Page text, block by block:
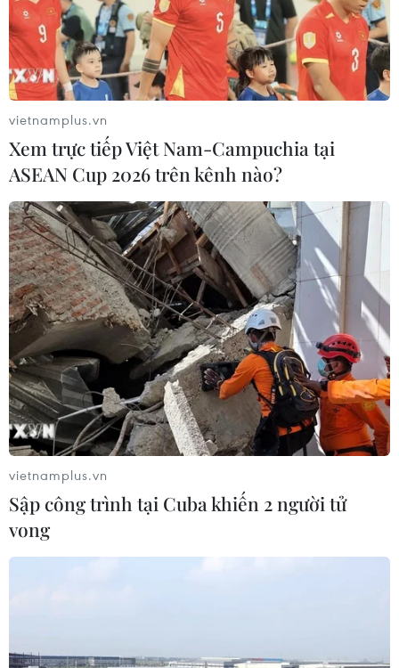
Sóc Trăng sớm đưa tuyến tàu cao tốc Trần
Đề-Côn Đảo vào hoạt động
26/06/2017 07:42
Công ty cổ phần tàu cao tốc SuperDong – Kiên Giang
cho biết, hiện công tác chuẩn bị, thủ tục để đưa tuyến
tàu cao tốc Trần Đề-Côn Đảo đi vào hoạt động cơ bản
đã hoàn thành.
vietnamplus.vn
Xem trực tiếp Việt Nam-Campuchia tại
ASEAN Cup 2026 trên kênh nào?
vietnamplus.vn
Sập công trình tại Cuba khiến 2 người tử
vong